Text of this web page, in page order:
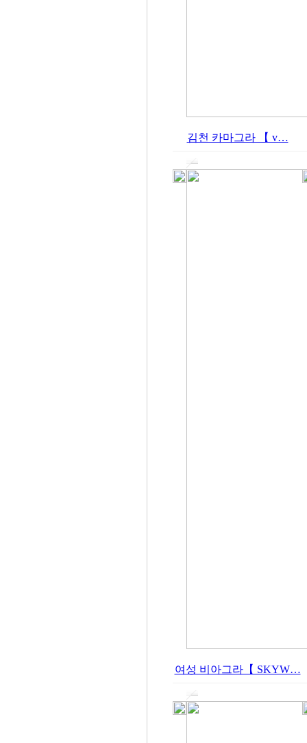
김천 카마그라 【 v…
여성 비아그라【 SKYW…